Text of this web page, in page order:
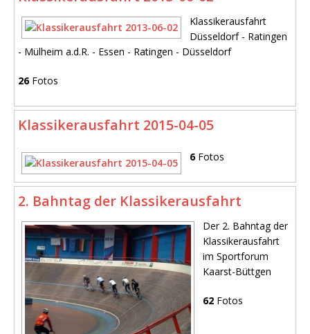
Klassikerausfahrt
Düsseldorf - Ratingen
- Mülheim a.d.R. - Essen - Ratingen - Düsseldorf
26Fotos
Klassikerausfahrt 2015-04-05
6Fotos
2. Bahntag der Klassikerausfahrt
Der 2. Bahntag der
Klassikerausfahrt
im Sportforum
Kaarst-Büttgen
62 Fotos